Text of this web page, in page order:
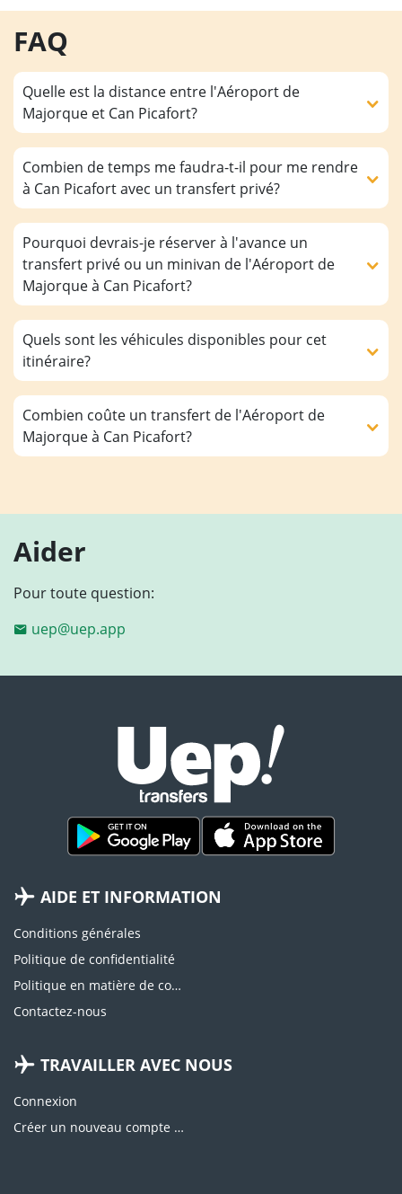
FAQ
Quelle est la distance entre l'Aéroport de
Majorque et Can Picafort?
Combien de temps me faudra-t-il pour me rendre
à Can Picafort avec un transfert privé?
Pourquoi devrais-je réserver à l'avance un
transfert privé ou un minivan de l'Aéroport de
Majorque à Can Picafort?
Quels sont les véhicules disponibles pour cet
itinéraire?
Combien coûte un transfert de l'Aéroport de
Majorque à Can Picafort?
Aider
Pour toute question:
uep@uep.app
AIDE ET INFORMATION
Conditions générales
Politique de confidentialité
Politique en matière de cookies
Contactez-nous
TRAVAILLER AVEC NOUS
Connexion
Créer un nouveau compte d'agence